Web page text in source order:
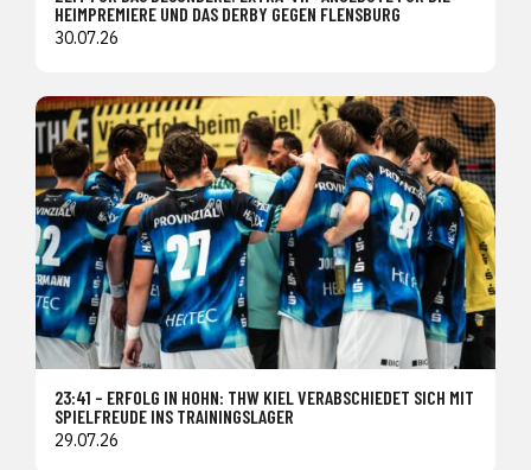
HEIMPREMIERE UND DAS DERBY GEGEN FLENSBURG
30.07.26
23:41 – ERFOLG IN HOHN: THW KIEL VERABSCHIEDET SICH MIT
SPIELFREUDE INS TRAININGSLAGER
29.07.26